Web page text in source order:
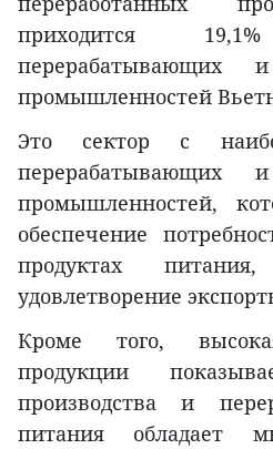
приходится
перерабатывающих
промышленностей
Это сектор с
перерабатывающих
промышленностей,
обеспечение
продуктах
удовлетворение
Кроме того,
продукции
производства и
питания обладает